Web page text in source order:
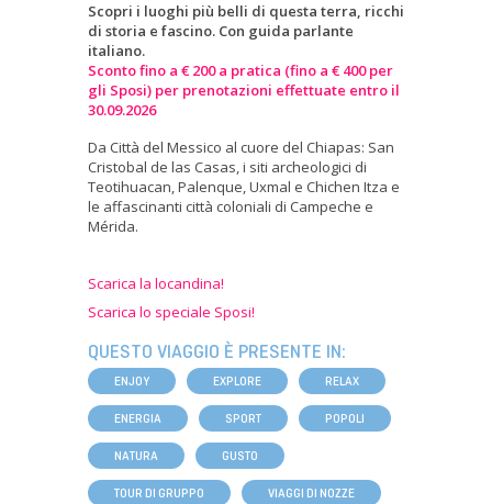
Scopri i luoghi più belli di questa terra, ricchi
di storia e fascino. Con guida parlante
italiano.
Sconto fino a € 200 a pratica (fino a € 400 per
gli Sposi) per prenotazioni effettuate entro il
30.09.2026
Da Città del Messico al cuore del Chiapas: San
Cristobal de las Casas, i siti archeologici di
Teotihuacan, Palenque, Uxmal e Chichen Itza e
le affascinanti città coloniali di Campeche e
Mérida.
Scarica la locandina!
Scarica lo speciale Sposi!
QUESTO VIAGGIO È PRESENTE IN:
ENJOY EXPLORE RELAX
ENERGIA SPORT POPOLI
NATURA GUSTO
TOUR DI GRUPPO VIAGGI DI NOZZE